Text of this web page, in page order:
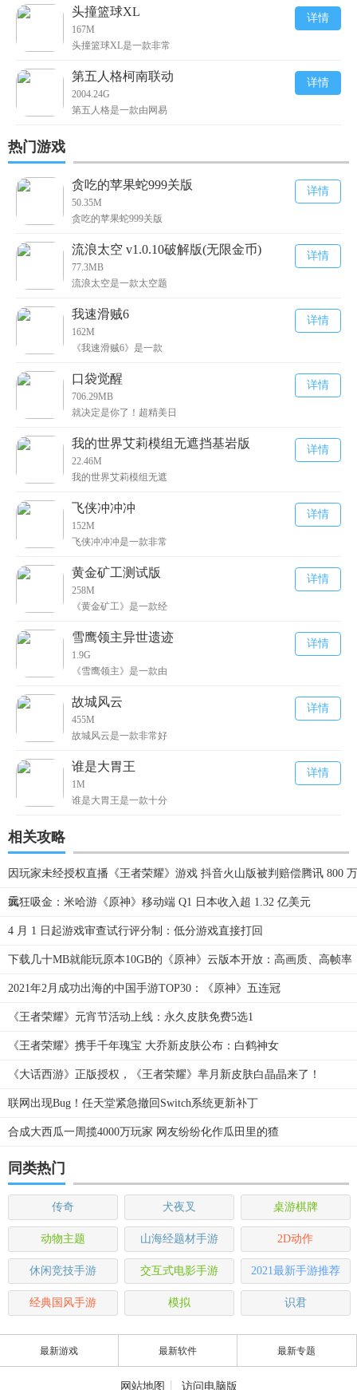
头撞篮球XL
167M
头撞篮球XL是一款非常
详情
第五人格柯南联动
2004.24G
第五人格是一款由网易
详情
热门游戏
贪吃的苹果蛇999关版
50.35M
贪吃的苹果蛇999关版
详情
流浪太空 v1.0.10破解版(无限金币)
77.3MB
流浪太空是一款太空题
详情
我速滑贼6
162M
《我速滑贼6》是一款
详情
口袋觉醒
706.29MB
就决定是你了！超精美日
详情
我的世界艾莉模组无遮挡基岩版
22.46M
我的世界艾莉模组无遮
详情
飞侠冲冲冲
152M
飞侠冲冲冲是一款非常
详情
黄金矿工测试版
258M
《黄金矿工》是一款经
详情
雪鹰领主异世遗迹
1.9G
《雪鹰领主》是一款由
详情
故城风云
455M
故城风云是一款非常好
详情
谁是大胃王
1M
谁是大胃王是一款十分
详情
相关攻略
因玩家未经授权直播《王者荣耀》游戏 抖音火山版被判赔偿腾讯 800 万
元
疯狂吸金：米哈游《原神》移动端 Q1 日本收入超 1.32 亿美元
4 月 1 日起游戏审查试行评分制：低分游戏直接打回
下载几十MB就能玩原本10GB的《原神》云版本开放：高画质、高帧率
2021年2月成功出海的中国手游TOP30：《原神》五连冠
《王者荣耀》元宵节活动上线：永久皮肤免费5选1
《王者荣耀》携手千年瑰宝 大乔新皮肤公布：白鹤神女
《大话西游》正版授权，《王者荣耀》芈月新皮肤白晶晶来了！
联网出现Bug！任天堂紧急撤回Switch系统更新补丁
合成大西瓜一周揽4000万玩家 网友纷纷化作瓜田里的猹
同类热门
传奇 犬夜叉 桌游棋牌
动物主题 山海经题材手游 2D动作
休闲竞技手游 交互式电影手游 2021最新手游推荐
经典国风手游 模拟 识君
最新游戏 最新软件 最新专题
网站地图 | 访问电脑版